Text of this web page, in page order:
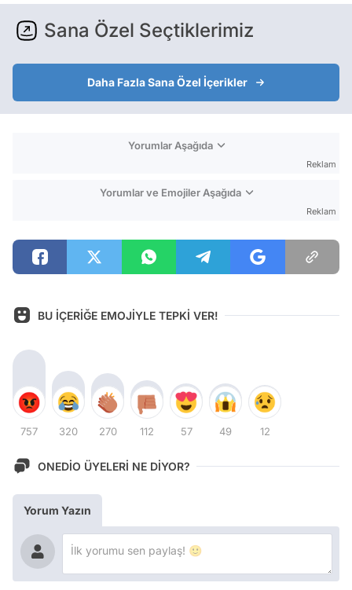
Sana Özel Seçtiklerimiz
Daha Fazla Sana Özel İçerikler
Yorumlar Aşağıda
Reklam
Yorumlar ve Emojiler Aşağıda
Reklam
BU İÇERİĞE EMOJİYLE TEPKİ VER!
757 320 270 112 57 49 12
ONEDİO ÜYELERİ NE DİYOR?
Yorum Yazın